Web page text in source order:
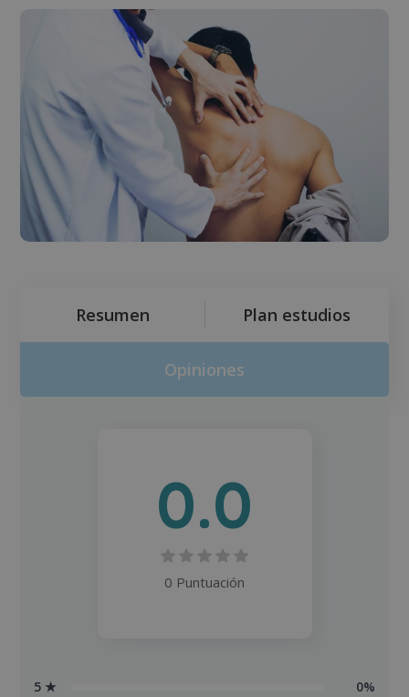
Resumen Plan estudios
Opiniones
0.0
0 Puntuación
5 ★
0%